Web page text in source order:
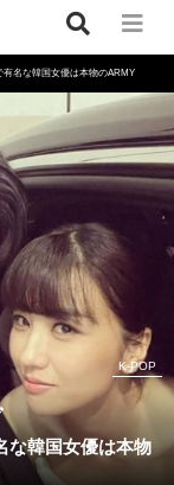
有名な韓国女優は本物のARMY
K-POP